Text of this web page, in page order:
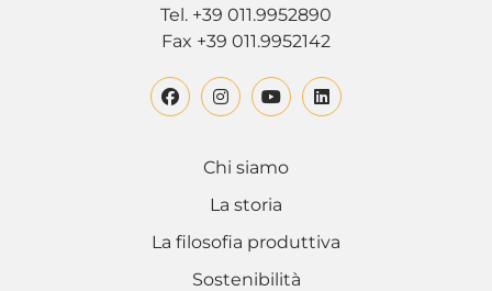
Tel. +39 011.9952890
Fax +39 011.9952142
Chi siamo
La storia
La filosofia produttiva
Sostenibilità